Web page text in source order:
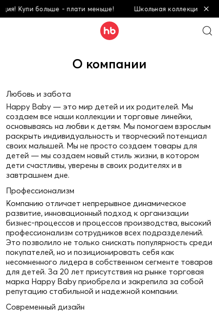
Купи больше - плати меньше! Школьная коллекция!
О компании
Любовь и забота
Happy Baby — это мир детей и их родителей. Мы
создаем все наши коллекции и торговые линейки,
основываясь на любви к детям. Мы помогаем взрослым
раскрыть индивидуальность и творческий потенциал
своих малышей. Мы не просто создаем товары для
детей — мы создаем новый стиль жизни, в котором
дети счастливы, уверены в своих родителях и в
завтрашнем дне.
Профессионализм
Компанию отличает непрерывное динамическое
развитие, инновационный подход к организации
бизнес-процессов и процессов производства, высокий
профессионализм сотрудников всех подразделений.
Это позволило не только снискать популярность среди
покупателей, но и позиционировать себя как
несомненного лидера в собственном сегменте товаров
для детей. За 20 лет присутствия на рынке торговая
марка Happy Baby приобрела и закрепила за собой
репутацию стабильной и надежной компании.
Современный дизайн